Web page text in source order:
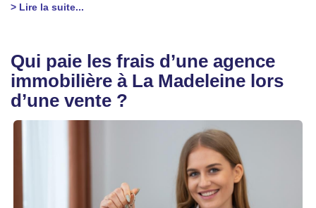
> Lire la suite...
Qui paie les frais d’une agence
immobilière à La Madeleine lors
d’une vente ?